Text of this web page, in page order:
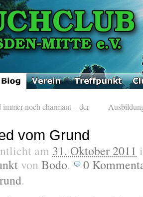
immer noch charmant – der
vom Grund
am 31. Oktober 2011
von Bodo. 0
.